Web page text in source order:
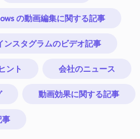
の動画編集に関する記事
ンスタグラムのビデオ記事
ント 会社のニュース
動画効果に関する記事
事